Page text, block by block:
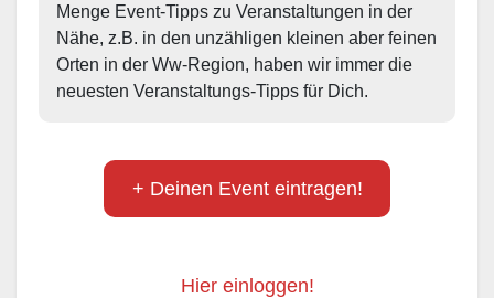
Menge Event-Tipps zu Veranstaltungen in der
Nähe, z.B. in den unzähligen kleinen aber feinen
Orten in der Ww-Region, haben wir immer die
neuesten Veranstaltungs-Tipps für Dich.
+ Deinen Event eintragen!
Hier einloggen!